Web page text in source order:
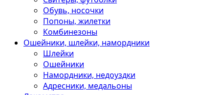
Обувь, носочки
Попоны, жилетки
Комбинезоны
Ошейники, шлейки, намордники
Шлейки
Ошейники
Намордники, недоуздки
Адресники, медальоны